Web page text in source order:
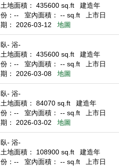
土地面積： 435600 sq.ft
建造年
份：--
室內面積： -- sq.ft
上市日
期： 2026-03-12
地圖
臥- 浴-
土地面積： 435600 sq.ft
建造年
份：--
室內面積： -- sq.ft
上市日
期： 2026-03-08
地圖
臥- 浴-
土地面積： 84070 sq.ft
建造年
份：--
室內面積： -- sq.ft
上市日
期： 2026-03-02
地圖
臥- 浴-
土地面積： 108900 sq.ft
建造年
份：--
室內面積： -- sq.ft
上市日